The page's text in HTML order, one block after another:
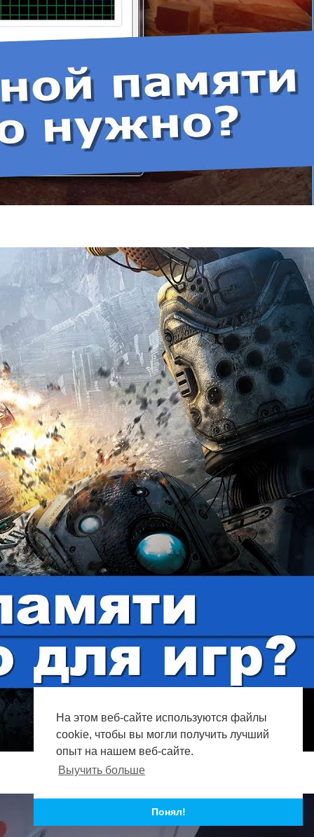
На этом веб-сайте используются файлы
cookie, чтобы вы могли получить лучший
опыт на нашем веб-сайте.
Выучить больше
Понял!